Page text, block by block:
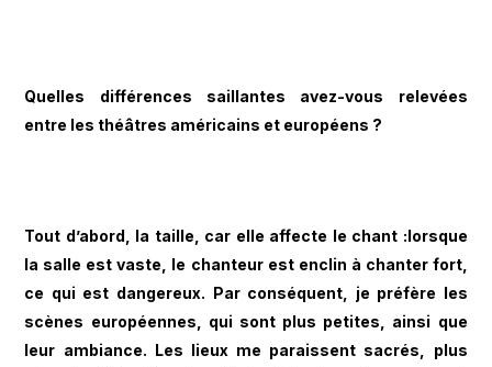
Quelles différences saillantes avez-vous relevées
entre les théâtres américains et européens ?
Tout d’abord, la taille, car elle affecte le chant :lorsque
la salle est vaste, le chanteur est enclin à chanter fort,
ce qui est dangereux. Par conséquent, je préfère les
scènes européennes, qui sont plus petites, ainsi que
leur ambiance. Les lieux me paraissent sacrés, plus